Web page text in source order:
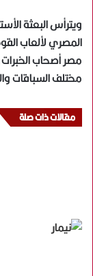
ويترأس البعثة
المصري لألعاب
مصر أصحاب الخبرات
مختلف السباقات
مقالات ذات صلة